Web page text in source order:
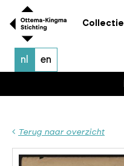
Collectie
nl en
Terug naar overzicht